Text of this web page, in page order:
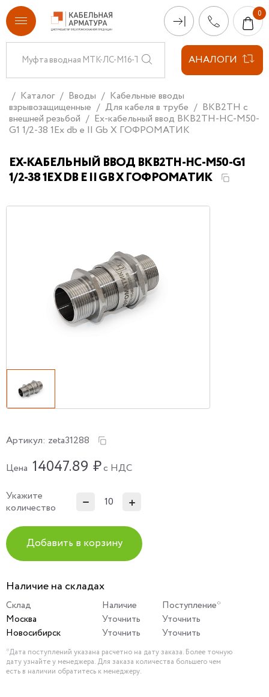
АНАЛОГИ
Каталог Вводы
Кабельные вводы
взрывозащищенные
Для кабеля в трубе
ВКВ2ТН с
внешней резьбой
Ех-кабельный ввод ВКВ2ТН-НС-М50-
G1 1/2-38 1Ex db e II Gb X ГОФРОМАТИК
ЕХ-КАБЕЛЬНЫЙ ВВОД ВКВ2ТН-НС-М50-G1
1/2-38 1EX DB E II GB X ГОФРОМАТИК
Артикул: zeta31288
Цена 14047.89 ₽с НДС
Укажите
количество
Добавить в корзину
Наличие на складах
Склад Наличие
Поступление*
Москва
Уточнить
Уточнить
Новосибирск
Уточнить Уточнить
*Дата поступлений указана расчетно на дату заказа. Более точную
дату узнайте у менеджера. Для заказа количества большего чем
есть в наличии обратитесь к менеджеру.